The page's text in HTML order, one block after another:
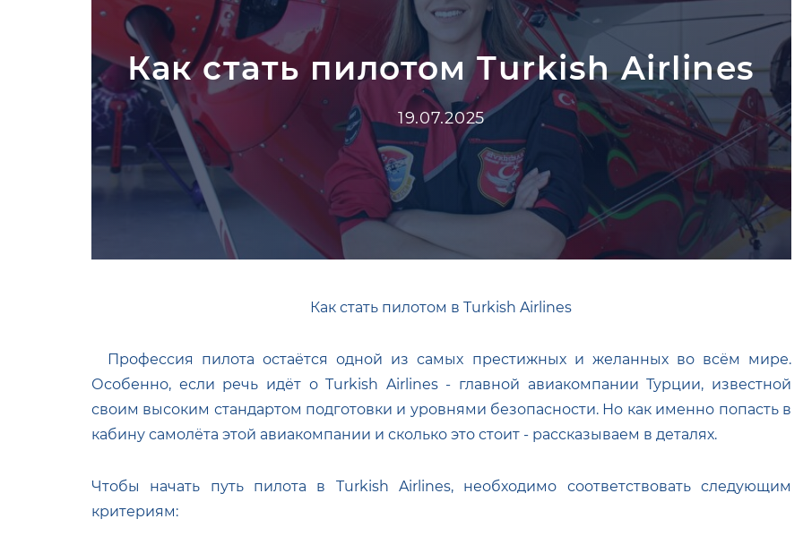
Как стать пилотом Turkish Airlines
19.07.2025
Как стать пилотом в Turkish Airlines
Профессия пилота остаётся одной из самых престижных и желанных во всём мире.
Особенно, если речь идёт о Turkish Airlines - главной авиакомпании Турции, известной
своим высоким стандартом подготовки и уровнями безопасности. Но как именно попасть в
кабину самолёта этой авиакомпании и сколько это стоит - рассказываем в деталях.
Чтобы начать путь пилота в Turkish Airlines, необходимо соответствовать следующим
критериям: